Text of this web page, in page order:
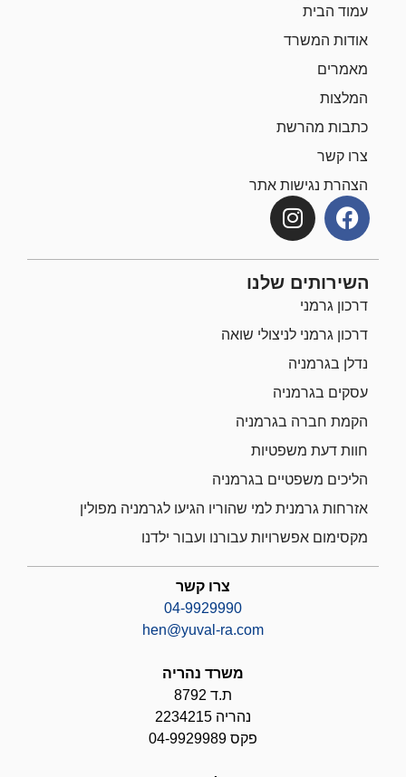
עמוד הבית
אודות המשרד
מאמרים
המלצות
כתבות מהרשת
צרו קשר
הצהרת נגישות אתר
השירותים שלנו
דרכון גרמני
דרכון גרמני לניצולי שואה
נדלן בגרמניה
עסקים בגרמניה
הקמת חברה בגרמניה
חוות דעת משפטיות
הליכים משפטיים בגרמניה
אזרחות גרמנית למי שהוריו הגיעו לגרמניה מפולין
מקסימום אפשרויות עבורנו ועבור ילדנו
צרו קשר
04-9929990
hen@yuval-ra.com
משרד נהריה
ת.ד 8792
נהריה 2234215
פקס 04-9929989